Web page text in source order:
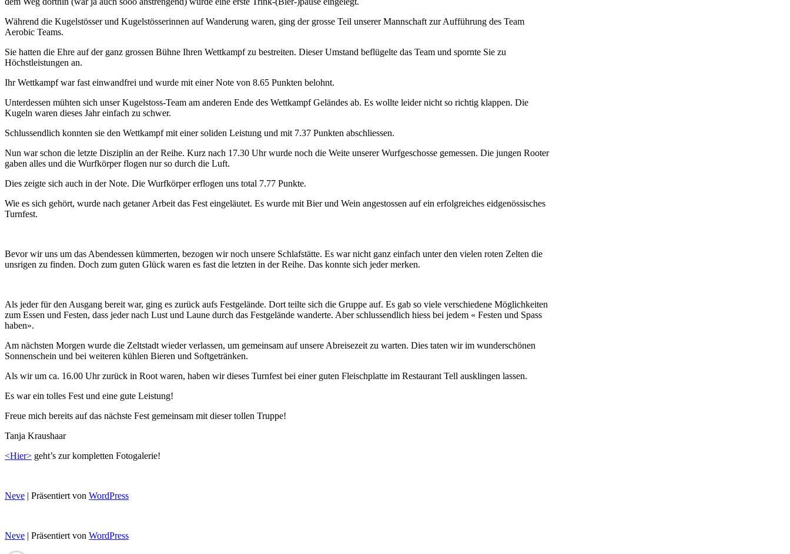
Während die Kugelstösser und Kugelstösserinnen auf Wanderung waren, ging der grosse Teil unserer Mannschaft zur Aufführung des Team
Aerobic Teams.
Sie hatten die Ehre auf der ganz grossen Bühne Ihren Wettkampf zu bestreiten. Dieser Umstand beflügelte das Team und spornte Sie zu
Höchstleistungen an.
Ihr Wettkampf war fast einwandfrei und wurde mit einer Note von 8.65 Punkten belohnt.
Unterdessen mühten sich unser Kugelstoss-Team am anderen Ende des Wettkampf Geländes ab. Es wollte leider nicht so richtig klappen. Die
Kugeln waren dieses Jahr einfach zu schwer.
Schlussendlich konnten sie den Wettkampf mit einer soliden Leistung und mit 7.37 Punkten abschliessen.
Nun war schon die letzte Disziplin an der Reihe. Kurz nach 17.30 Uhr wurde noch die Weite unserer Wurfgeschosse gemessen. Die jungen Rooter
gaben alles und die Wurfkörper flogen nur so durch die Luft.
Dies zeigte sich auch in der Note. Die Wurfkörper erflogen uns total 7.77 Punkte.
Wie es sich gehört, wurde nach getaner Arbeit das Fest eingeläutet. Es wurde mit Bier und Wein angestossen auf ein erfolgreiches eidgenössisches
Turnfest.
Bevor wir uns um das Abendessen kümmerten, bezogen wir noch unsere Schlafstätte. Es war nicht ganz einfach unter den vielen roten Zelten die
unsrigen zu finden. Doch zum guten Glück waren es fast die letzten in der Reihe. Das konnte sich jeder merken.
Als jeder für den Ausgang bereit war, ging es zurück aufs Festgelände. Dort teilte sich die Gruppe auf. Es gab so viele verschiedene Möglichkeiten
zum Essen und Festen, dass jeder nach Lust und Laune durch das Festgelände wanderte. Aber schlussendlich hiess bei jedem « Festen und Spass
haben».
Am nächsten Morgen wurde die Zeltstadt wieder verlassen, um gemeinsam auf unsere Abreisezeit zu warten. Dies taten wir im wunderschönen
Sonnenschein und bei weiteren kühlen Bieren und Softgetränken.
Als wir um ca. 16.00 Uhr zurück in Root waren, haben wir dieses Turnfest bei einer guten Fleischplatte im Restaurant Tell ausklingen lassen.
Es war ein tolles Fest und eine gute Leistung!
Freue mich bereits auf das nächste Fest gemeinsam mit dieser tollen Truppe!
Tanja Kraushaar
<Hier> geht’s zur kompletten Fotogalerie!
Neve | Präsentiert von WordPress
Neve | Präsentiert von WordPress